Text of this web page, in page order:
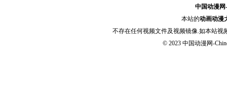
中国动漫网
本站的动画动漫
不存在任何视频文件及视频镜像.如本站视
© 2023 中国动漫网-